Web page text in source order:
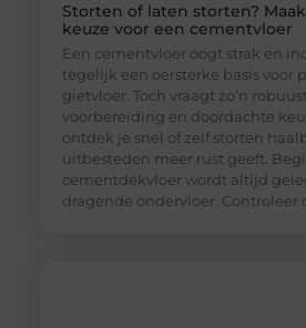
Storten of laten storten?
keuze voor een cementvloer
Een cementvloer oogt strak en
tegelijk een oersterke basis voor
gietvloer. Toch vraagt zo’n
voorbereiding en doordachte
ontdek je snel of zelf storten
uitbesteden meer rust geeft.
cementdekvloer wordt altijd
dragende ondervloer. Controleer